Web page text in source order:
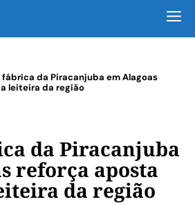
fábrica da Piracanjuba em Alagoas
leiteira da região
da Piracanjuba
reforça aposta
da região